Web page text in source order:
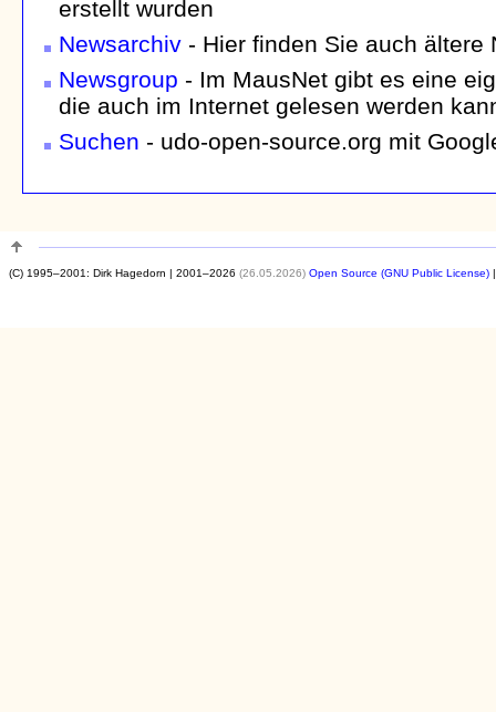
erstellt wurden
Newsarchiv - Hier finden Sie auch ältere
Newsgroup - Im MausNet gibt es eine
die auch im Internet gelesen werden
Suchen - udo-open-source.org mit
(C) 1995–2001: Dirk Hagedorn | 2001–2026 (26.05.2026) Open Source (GNU Public License)